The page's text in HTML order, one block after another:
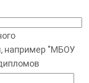
например "МБОУ